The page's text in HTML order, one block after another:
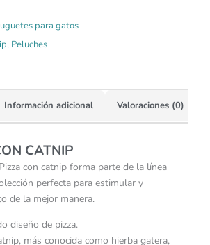
para gatos
, Peluches
Información adicional Valoraciones (0)
CATNIP
con catnip forma parte de la línea
perfecta para estimular y
de la mejor manera.
diseño de pizza.
más conocida como hierba gatera,